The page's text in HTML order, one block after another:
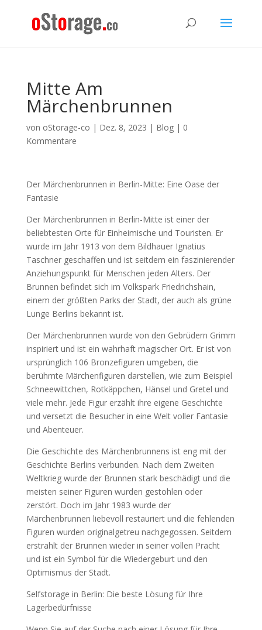
Mitte Am
Märchenbrunnen
von oStorage-co | Dez. 8, 2023 | Blog| 0
Kommentare
Der Märchenbrunnen in Berlin-Mitte: Eine Oase der
Fantasie
Der Märchenbrunnen in Berlin-Mitte ist einer der
beliebtesten Orte für Einheimische und Touristen. Er
wurde im Jahr 1913 von dem Bildhauer Ignatius
Taschner geschaffen und ist seitdem ein faszinierender
Anziehungspunkt für Menschen jeden Alters. Der
Brunnen befindet sich im Volkspark Friedrichshain,
einem der größten Parks der Stadt, der auch als grüne
Lunge Berlins bekannt ist.
Der Märchenbrunnen wurde von den Gebrüdern Grimm
inspiriert und ist ein wahrhaft magischer Ort. Er ist von
ursprünglich 106 Bronzefiguren umgeben, die
berühmte Märchenfiguren darstellen, wie zum Beispiel
Schneewittchen, Rotkäppchen, Hänsel und Gretel und
viele mehr. Jede Figur erzählt ihre eigene Geschichte
und versetzt die Besucher in eine Welt voller Fantasie
und Abenteuer.
Die Geschichte des Märchenbrunnens ist eng mit der
Geschichte Berlins verbunden. Nach dem Zweiten
Weltkrieg wurde der Brunnen stark beschädigt und die
meisten seiner Figuren wurden gestohlen oder
zerstört. Doch im Jahr 1983 wurde der
Märchenbrunnen liebevoll restauriert und die fehlenden
Figuren wurden originalgetreu nachgegossen. Seitdem
erstrahlt der Brunnen wieder in seiner vollen Pracht
und ist ein Symbol für die Wiedergeburt und den
Optimismus der Stadt.
Selfstorage in Berlin: Die beste Lösung für Ihre
Lagerbedürfnisse